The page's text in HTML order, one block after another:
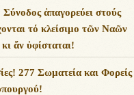
ἀπαγορεύει στούς
τό κλείσιμο τῶν Ναῶν
ἄν ὑφίσταται!
277 Σωματεία και